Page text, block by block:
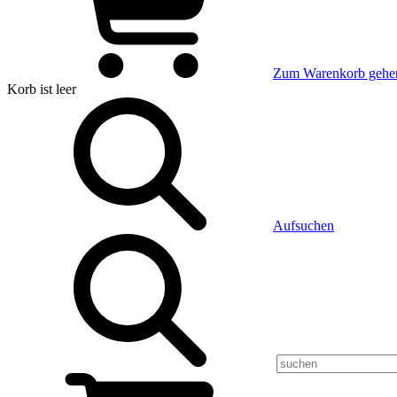
Zum Warenkorb
Korb ist leer
Aufsuchen